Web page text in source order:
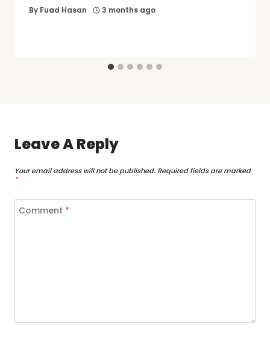
By Fuad Hasan 3 months ago
Leave A Reply
Your email address will not be published. Required fields are marked
*
Comment *